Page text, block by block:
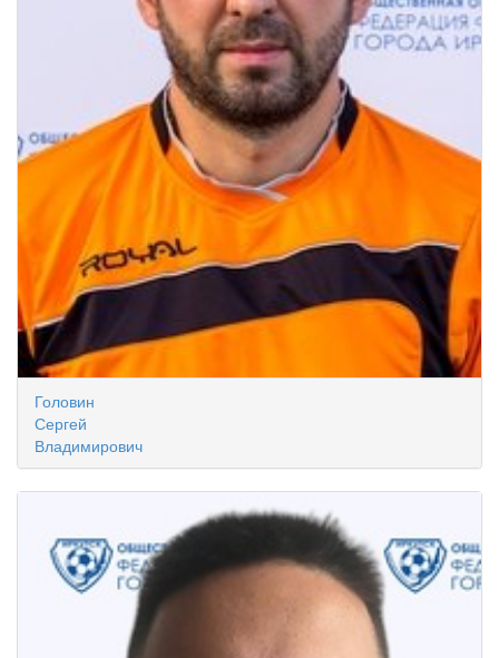
Головин
Сергей
Владимирович